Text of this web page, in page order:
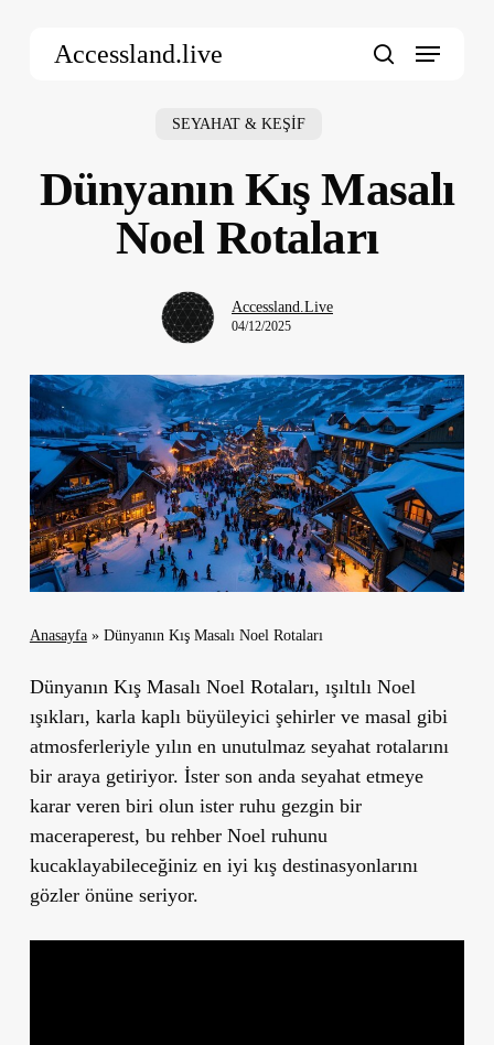
Accessland.live Menu
SEYAHAT & KEŞİF
Dünyanın Kış Masalı
Noel Rotaları
Accessland.Live
04/12/2025
Anasayfa» Dünyanın Kış Masalı Noel Rotaları
Dünyanın Kış Masalı Noel Rotaları, ışıltılı Noel
ışıkları, karla kaplı büyüleyici şehirler ve masal gibi
atmosferleriyle yılın en unutulmaz seyahat rotalarını
bir araya getiriyor. İster son anda seyahat etmeye
karar veren biri olun ister ruhu gezgin bir
maceraperest, bu rehber Noel ruhunu
kucaklayabileceğiniz en iyi kış destinasyonlarını
gözler önüne seriyor.